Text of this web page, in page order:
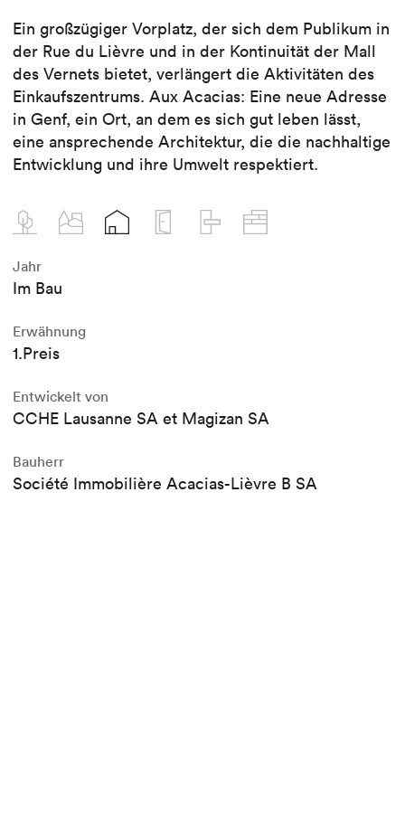
Ein großzügiger Vorplatz, der sich dem Publikum in
der Rue du Lièvre und in der Kontinuität der Mall
des Vernets bietet, verlängert die Aktivitäten des
Einkaufszentrums. Aux Acacias: Eine neue Adresse
in Genf, ein Ort, an dem es sich gut leben lässt,
eine ansprechende Architektur, die die nachhaltige
Entwicklung und ihre Umwelt respektiert.
Jahr
Im Bau
Erwähnung
1.Preis
Entwickelt von
CCHE Lausanne SA et Magizan SA
Bauherr
Société Immobilière Acacias-Lièvre B SA